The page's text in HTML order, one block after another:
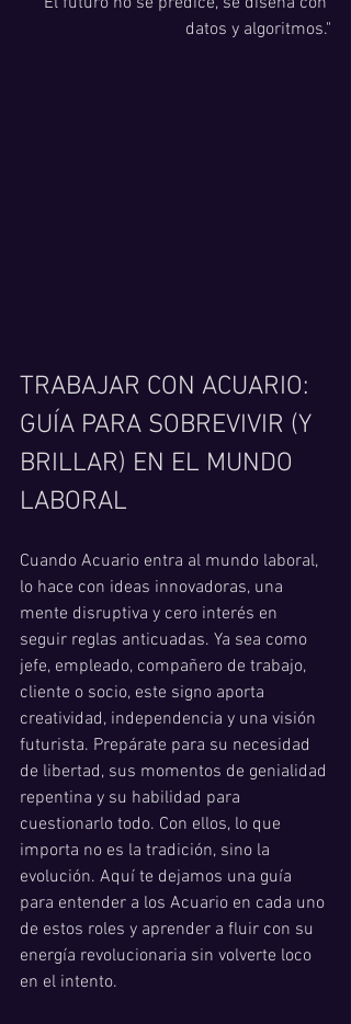
datos y algoritmos."
TRABAJAR CON ACUARIO:
GUÍA PARA SOBREVIVIR (Y
BRILLAR) EN EL MUNDO
LABORAL
Cuando Acuario entra al mundo laboral,
lo hace con ideas innovadoras, una
mente disruptiva y cero interés en
seguir reglas anticuadas. Ya sea como
jefe, empleado, compañero de trabajo,
cliente o socio, este signo aporta
creatividad, independencia y una visión
futurista. Prepárate para su necesidad
de libertad, sus momentos de genialidad
repentina y su habilidad para
cuestionarlo todo. Con ellos, lo que
importa no es la tradición, sino la
evolución. Aquí te dejamos una guía
para entender a los Acuario en cada uno
de estos roles y aprender a fluir con su
energía revolucionaria sin volverte loco
en el intento.